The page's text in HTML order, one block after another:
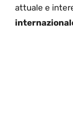
attuale e